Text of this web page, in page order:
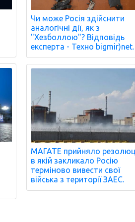
Чи може Росія здійснити
аналогічні дії, як з
"Хезболлою"? Відповідь
експерта - Техно bigmir)net.
МАГАТЕ прийняло
в якій закликало Росію
терміново вивести свої
війська з території ЗАЕС.